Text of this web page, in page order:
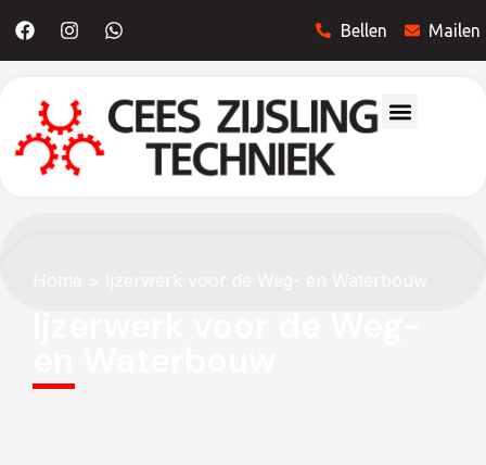
Bellen Mailen